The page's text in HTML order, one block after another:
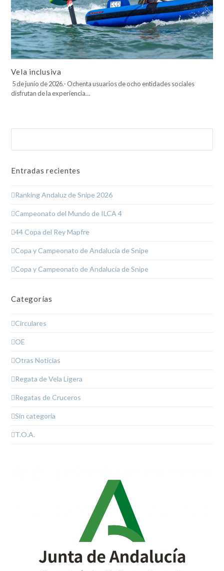
Vela inclusiva
5 de junio de 2026.- Ochenta usuarios de ocho entidades sociales
disfrutan de la experiencia…
Entradas recientes
Ranking Andaluz de Snipe 2026
Campeonato del Mundo de ILCA 4
44 Copa del Rey Mapfre
Copa y Campeonato de Andalucía de Snipe
Copa y Campeonato de Andalucía de Snipe
Categorías
Circulares
OE
Otras Noticias
Regata de Vela Ligera
Regatas de Cruceros
Sin categoría
T.O.A.